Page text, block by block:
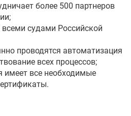
более 500 партнеров
судами Российской
проводятся автоматизация
всех процессов;
имеет все необходимые